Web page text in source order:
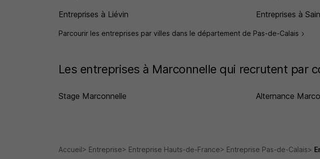
Entreprises à Liévin
Entreprises à
Parcourir les entreprises par villes dans le département de Pas-de-Calais
Les entreprises à Marconnelle qui recrutent par
Stage Marconnelle Alternance
Accueil Entreprise Entreprise Hauts-de-France Entreprise Pas-de-Calais